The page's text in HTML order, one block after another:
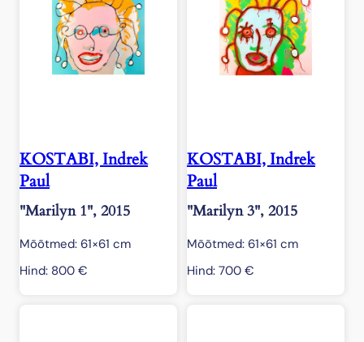
KOSTABI, Indrek
Paul
"Marilyn 1", 2015
Mõõtmed: 61×61 cm
Hind: 800 €
KOSTABI, Indrek
Paul
"Marilyn 3", 2015
Mõõtmed: 61×61 cm
Hind: 700 €